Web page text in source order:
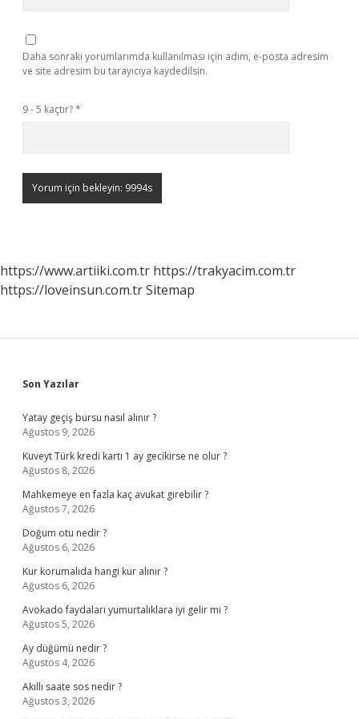
Daha sonraki yorumlarımda kullanılması için adım, e-posta adresim
ve site adresim bu tarayıcıya kaydedilsin.
9 - 5 kaçtır?*
https://www.artiiki.com.tr https://trakyacim.com.tr
https://loveinsun.com.trSitemap
Sidebar
Son Yazılar
Yatay geçiş bursu nasıl alınır ?
Ağustos 9, 2026
Kuveyt Türk kredi kartı 1 ay gecikirse ne olur ?
Ağustos 8, 2026
Mahkemeye en fazla kaç avukat girebilir ?
Ağustos 7, 2026
Doğum otu nedir ?
Ağustos 6, 2026
Kur korumalıda hangi kur alınır ?
Ağustos 6, 2026
Avokado faydaları yumurtalıklara iyi gelir mi ?
Ağustos 5, 2026
Ay düğümü nedir ?
Ağustos 4, 2026
Akıllı saate sos nedir ?
Ağustos 3, 2026